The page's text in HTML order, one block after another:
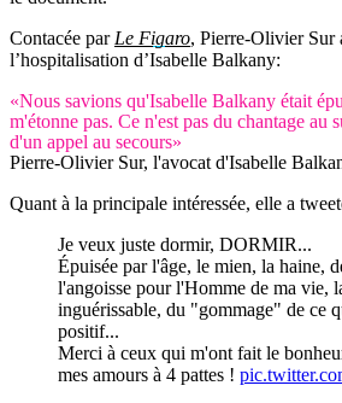
Contacée par Le Figaro, Pierre-Olivier Sur
l’hospitalisation d’Isabelle Balkany:
«Nous savions qu'Isabelle Balkany était
m'étonne pas. Ce n'est pas du chantage au
d'un appel au secours»
Pierre-Olivier Sur, l'avocat d'Isabelle
Quant à la principale intéressée, elle a
Je veux juste dormir, DORMIR...
Épuisée par l'âge, le mien, la haine,
l'angoisse pour l'Homme de ma vie,
inguérissable, du "gommage" de ce
positif...
Merci à ceux qui m'ont fait le
mes amours à 4 pattes !